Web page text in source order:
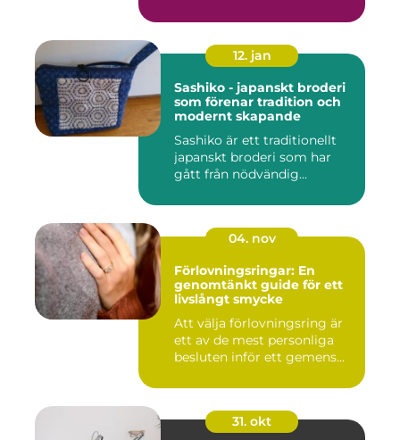
12. jan
Sashiko - japanskt broderi
som förenar tradition och
modernt skapande
Sashiko är ett traditionellt
japanskt broderi som har
gått från nödvändig...
04. nov
Förlovningsringar: En
genomtänkt guide för ett
livslångt smycke
Att välja förlovningsring är
ett av de mest personliga
besluten inför ett gemens...
31. okt